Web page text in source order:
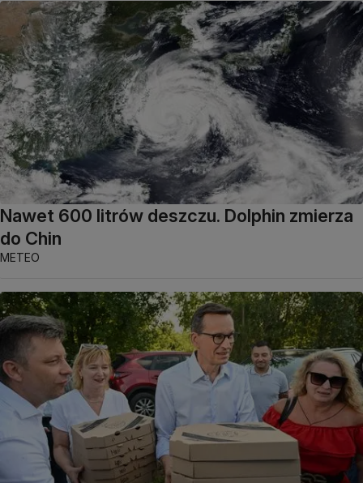
Nawet 600 litrów deszczu. Dolphin zmierza
do Chin
METEO